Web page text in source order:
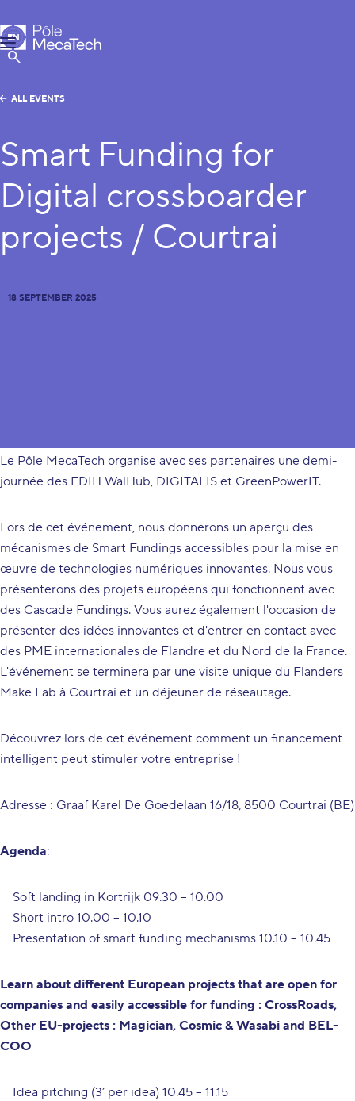
MecaTech
Menu
Show Search
EN
FR
ALL EVENTS
Smart Funding for
Digital crossboarder
projects / Courtrai
18 SEPTEMBER 2025
Le Pôle MecaTech organise avec ses partenaires une demi-
journée des EDIH WalHub, DIGITALIS et GreenPowerIT.
Lors de cet événement, nous donnerons un aperçu des
mécanismes de Smart Fundings accessibles pour la mise en
œuvre de technologies numériques innovantes. Nous vous
présenterons des projets européens qui fonctionnent avec
des Cascade Fundings. Vous aurez également l'occasion de
présenter des idées innovantes et d'entrer en contact avec
des PME internationales de Flandre et du Nord de la France.
L'événement se terminera par une visite unique du Flanders
Make Lab à Courtrai et un déjeuner de réseautage.
Découvrez lors de cet événement comment un financement
intelligent peut stimuler votre entreprise !
Adresse : Graaf Karel De Goedelaan 16/18, 8500 Courtrai (BE)
Agenda:
Soft landing in Kortrijk 09.30 – 10.00
Short intro 10.00 – 10.10
Presentation of smart funding mechanisms 10.10 – 10.45
Learn about different European projects that are open for
companies and easily accessible for funding : CrossRoads,
Other EU-projects : Magician, Cosmic & Wasabi and BEL-
COO
Idea pitching (3’ per idea) 10.45 – 11.15